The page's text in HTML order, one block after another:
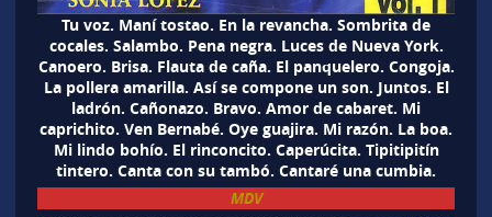
Tu voz. Maní tostao. En la revancha. Sombrita de
cocales. Salambo. Pena negra. Luces de Nueva York.
Canoero. Brisa. Flauta de caña. El panquelero. Congoja.
La pollera amarilla. Así se compone un son. Juntos. El
ladrón. Cañonazo. Bravo. Amor de cabaret. Mi
caprichito. Ven Bernabé. Oye guajira. Mi razón. La boa.
Mi lindo bohío. El rinconcito. Caperúcita. Tipitipitín
tintero. Canta con su tambó. Cantaré una cumbia.
MDV